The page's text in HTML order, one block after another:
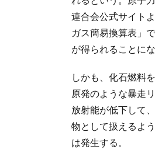
連合会公式サイト
ガス簡易換算表」
が得られることにな
しかも、化石燃料
原発のような暴走
放射能が低下して
物として扱えるよ
は発生する。